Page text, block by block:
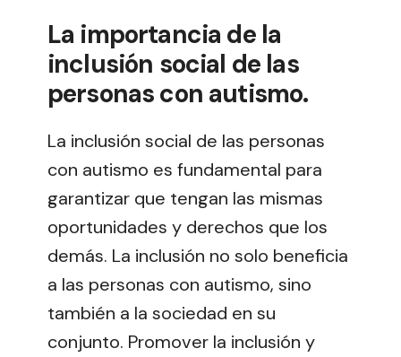
La importancia de la
inclusión social de las
personas con autismo.
La inclusión social de las personas
con autismo es fundamental para
garantizar que tengan las mismas
oportunidades y derechos que los
demás. La inclusión no solo beneficia
a las personas con autismo, sino
también a la sociedad en su
conjunto. Promover la inclusión y